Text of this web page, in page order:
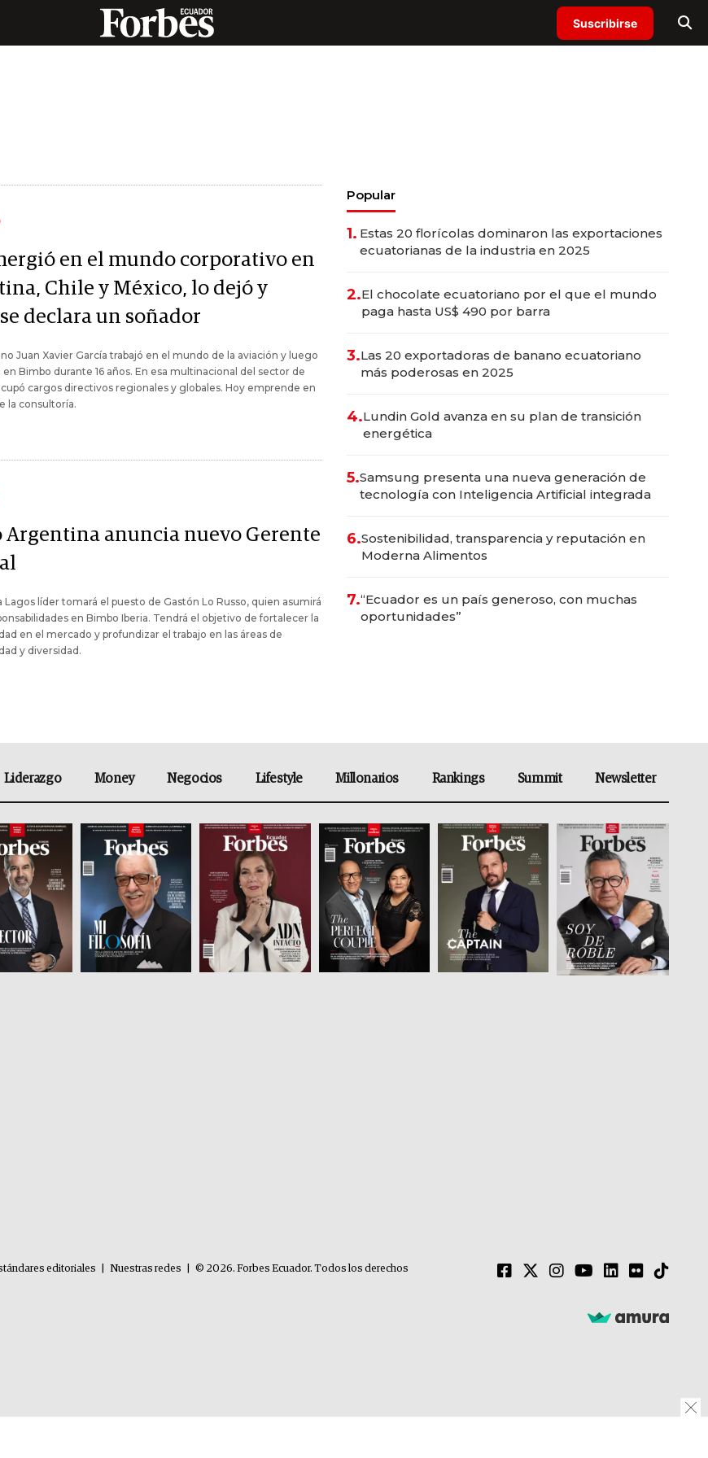
Suscribirse
en el mundo corporativo en
Chile y México, lo dejó y
declara un soñador
Juan Xavier García trabajó en el mundo de la aviación y luego
en Bimbo durante 16 años. En esa multinacional del sector de
cargos directivos regionales y globales. Hoy emprende en
la consultoría.
Argentina anuncia nuevo Gerente
Lagos líder tomará el puesto de Gastón Lo Russo, quien asumirá
en Bimbo Iberia. Tendrá el objetivo de fortalecer la
en el mercado y profundizar el trabajo en las áreas de
y diversidad.
Popular
1. Estas 20 florícolas dominaron las exportaciones
ecuatorianas de la industria en 2025
2.El chocolate ecuatoriano por el que el mundo
paga hasta US$ 490 por barra
3.Las 20 exportadoras de banano ecuatoriano
más poderosas en 2025
4.Lundin Gold avanza en su plan de transición
energética
5.Samsung presenta una nueva generación de
tecnología con Inteligencia Artificial integrada
6.Sostenibilidad, transparencia y reputación en
Moderna Alimentos
7.“Ecuador es un país generoso, con muchas
oportunidades”
Liderazgo Money Negocios Lifestyle Millonarios Rankings Summit Newsletter
editoriales Nuestras redes
© 2026. Forbes Ecuador. Todos los derechos